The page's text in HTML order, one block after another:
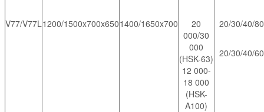
V77/V77L1200/1500x700x6501400/1650x700
20
000/30
000
(HSK-63)
12 000-
18 000
(HSK-
A100)
20/30/40/80
20/30/40/60